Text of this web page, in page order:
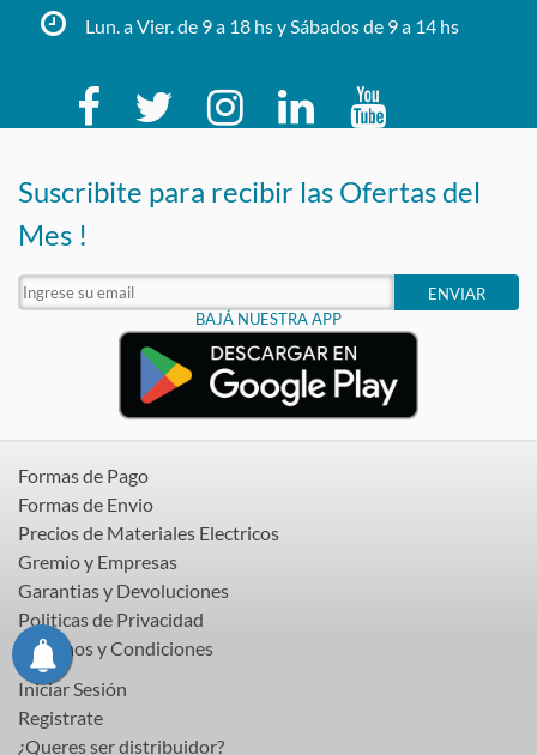
Lun. a Vier. de 9 a 18 hs y Sábados de 9 a 14 hs
Suscribite para recibir las Ofertas del
Mes !
ENVIAR
BAJÁ NUESTRA APP
Formas de Pago
Formas de Envio
Precios de Materiales Electricos
Gremio y Empresas
Garantias y Devoluciones
Politicas de Privacidad
Terminos y Condiciones
Iniciar Sesión
Registrate
¿Queres ser distribuidor?